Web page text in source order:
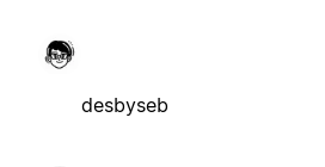
desbyseb